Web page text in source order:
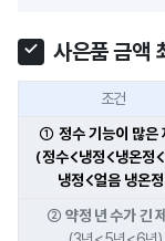
사은품 금액
조건
① 정수 기능이 많은
(정수<냉정<냉온정
냉정<얼음 냉온
② 약정 년 수가 긴